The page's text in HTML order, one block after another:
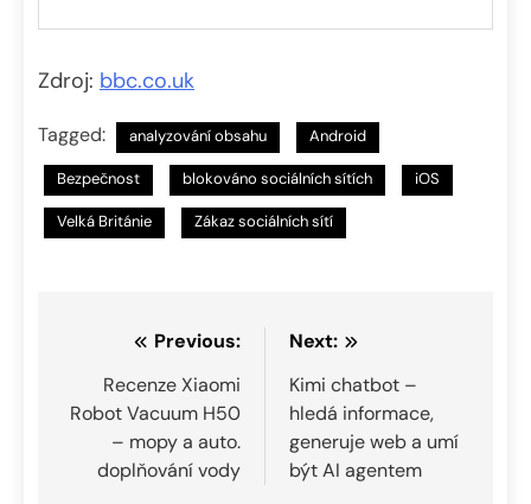
Zdroj: bbc.co.uk
Tagged: analyzování obsahu Android
Bezpečnost blokováno sociálních sítích iOS
Velká Británie Zákaz sociálních sítí
Navigace
pro
příspěvek
Previous:
Recenze Xiaomi
Robot Vacuum H50
– mopy a auto.
doplňování vody
Next:
Kimi chatbot –
hledá informace,
generuje web a umí
být AI agentem